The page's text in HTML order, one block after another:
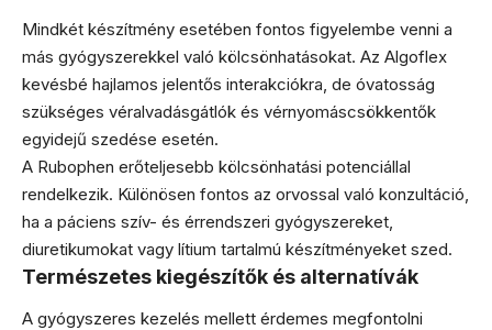
Mindkét készítmény esetében fontos figyelembe venni a
más gyógyszerekkel való kölcsönhatásokat. Az Algoflex
kevésbé hajlamos jelentős interakciókra, de óvatosság
szükséges véralvadásgátlók és vérnyomáscsökkentők
egyidejű szedése esetén.
A Rubophen erőteljesebb kölcsönhatási potenciállal
rendelkezik. Különösen fontos az orvossal való konzultáció,
ha a páciens szív- és érrendszeri gyógyszereket,
diuretikumokat vagy lítium tartalmú készítményeket szed.
Természetes kiegészítők és alternatívák
A gyógyszeres kezelés mellett érdemes megfontolni